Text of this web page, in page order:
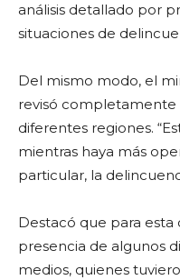
análisis detallado por
situaciones de
Del mismo modo, el
revisó completamente
diferentes regiones.
mientras haya más
particular, la
Destacó que para
presencia de algunos
medios, quienes